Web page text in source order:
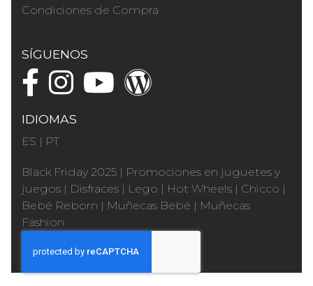
Condiciones de Compra
SÍGUENOS
IDIOMAS
ES | PT
Black Friday 2025 | Promociones en juguetes y
juegos | Disfraces | Lego | Hot Wheels | Chicco |
Bebé Reborn | Muñecas Bebé | Muñecas
Fashion